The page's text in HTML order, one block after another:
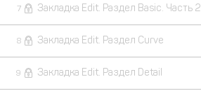
7 Закладка Edit. Раздел Basic. Часть 2
8 Закладка Edit. Раздел Curve
9 Закладка Edit. Раздел Detail